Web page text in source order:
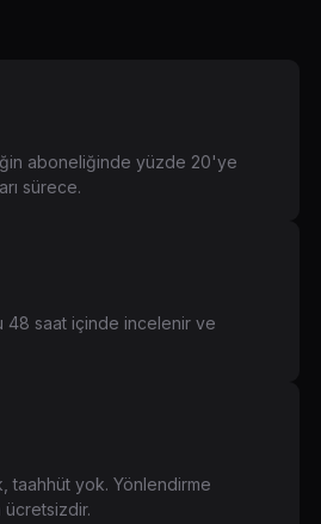
aboneliğinde yüzde 20'ye
sürece.
48 saat içinde incelenir ve
taahhüt yok. Yönlendirme
ücretsizdir.